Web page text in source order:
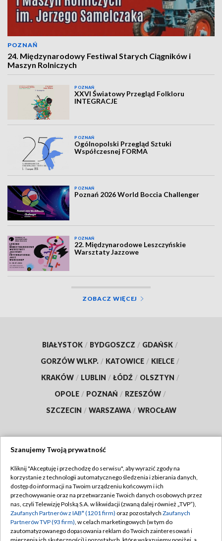
POZNAŃ
24. Międzynarodowy Festiwal Starych Ciągników i
Maszyn Rolniczych
POZNAŃ
XXVI Światowy Przegląd Folkloru
INTEGRACJE
POZNAŃ
Ogólnopolski Przegląd Sztuki
Współczesnej FORMA
POZNAŃ
Poznań 2026 World Boccia Challenger
POZNAŃ
22. Międzynarodowe Leszczyńskie
Warsztaty Jazzowe
ZOBACZ WIĘCEJ
BIAŁYSTOK / BYDGOSZCZ / GDAŃSK /
GORZÓW WLKP. / KATOWICE / KIELCE /
KRAKÓW / LUBLIN / ŁÓDŹ / OLSZTYN /
OPOLE / POZNAŃ / RZESZÓW /
SZCZECIN / WARSZAWA / WROCŁAW
TVP
Abonament TVP
Emisja w TVP
Centrum informacji TVP
Regulamin TVP
Polityka prywatności
Moje zgody
Szanujemy Twoją prywatność
Kliknij "Akceptuję i przechodzę do serwisu", aby wyrazić zgody na
korzystanie z technologii automatycznego śledzenia i zbierania danych,
dostęp do informacji na Twoim urządzeniu końcowym i ich
przechowywanie oraz na przetwarzanie Twoich danych osobowych przez
nas, czyli Telewizję Polską S.A. w likwidacji (zwaną dalej również „TVP”),
Zaufanych Partnerów z IAB* (1201 firm) oraz pozostałych Zaufanych
Partnerów TVP (93 firm), w celach marketingowych (w tym do
zautomatyzowanego dopasowania reklam do Twoich zainteresowań i